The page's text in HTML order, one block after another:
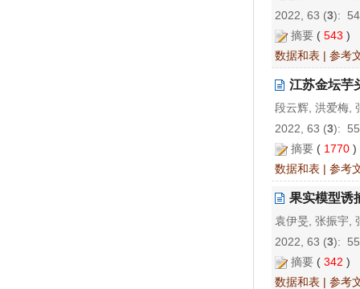
2022, 63 (3):
摘要 ( 543 )
数据和表 | 参考
江苏金坛芋
段云辉, 洪爱梅,
2022, 63 (3):
摘要 ( 1770
数据和表 | 参考
果实模型诱
袁伊旻, 张振宇,
2022, 63 (3):
摘要 ( 342 )
数据和表 | 参考